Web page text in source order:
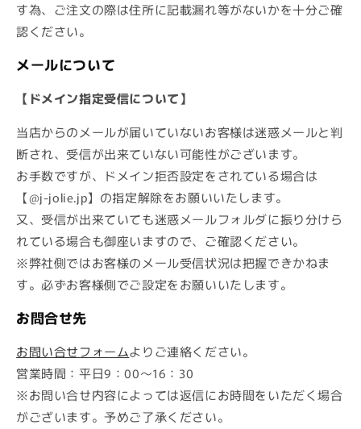
す為、ご注文の際は住所に記載漏れ等がないかを十分ご確
認ください。
メールについて
【ドメイン指定受信について】
当店からのメールが届いていないお客様は迷惑メールと判
断され、受信が出来ていない可能性がございます。
お手数ですが、ドメイン拒否設定をされている場合は
【@j-jolie.jp】の指定解除をお願いいたします。
又、受信が出来ていても迷惑メールフォルダに振り分けら
れている場合も御座いますので、ご確認ください。
※弊社側ではお客様のメール受信状況は把握できかねま
す。必ずお客様側でご設定をお願いいたします。
お問合せ先
お問い合せフォームよりご連絡ください。
営業時間：平日9：00〜16：30
※お問い合せ内容によっては返信にお時間をいただく場合
がございます。予めご了承ください。